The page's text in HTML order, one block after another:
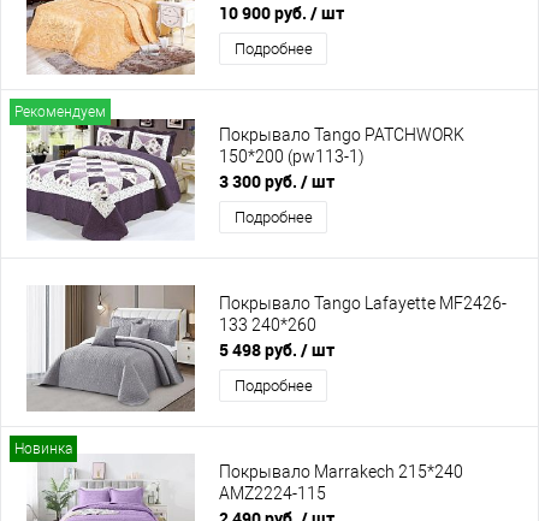
10 900 руб. / шт
Подробнее
Рекомендуем
Покрывало Tango PATCHWORK
150*200 (pw113-1)
3 300 руб. / шт
Подробнее
Покрывало Tango Lafayette MF2426-
133 240*260
5 498 руб. / шт
Подробнее
Новинка
Покрывало Marrakech 215*240
AMZ2224-115